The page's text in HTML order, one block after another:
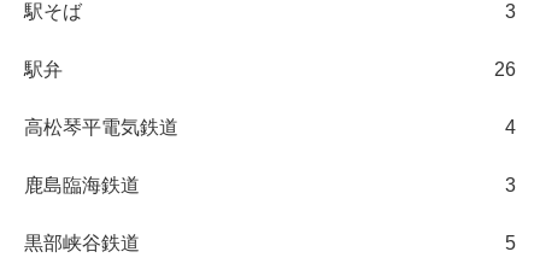
駅そば 3
駅弁 26
高松琴平電気鉄道 4
鹿島臨海鉄道 3
黒部峡谷鉄道 5